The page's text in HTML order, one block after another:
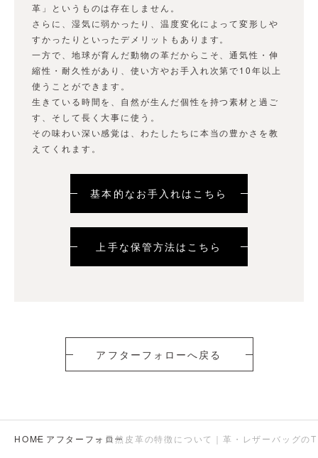
革」というものは存在しません。
さらに、湿気に弱かったり、温度変化によって変形しや
すかったりといったデメリットもあります。
一方で、地球が育んだ動物の革だからこそ、通気性・伸
縮性・耐久性があり、使い方やお手入れ次第で10年以上
使うことができます。
生きている時間を、自然が生んだ個性を持つ素材と過ご
す、そして長く大事に使う。
その味わい深い感覚は、わたしたちに本当の豊かさを教
えてくれます。
基本的なお手入れはこちら
上手な保管方法はこちら
アフターフォローへ戻る
HOME アフターフォロー天然皮革の特徴について｜革・レザーバッグ